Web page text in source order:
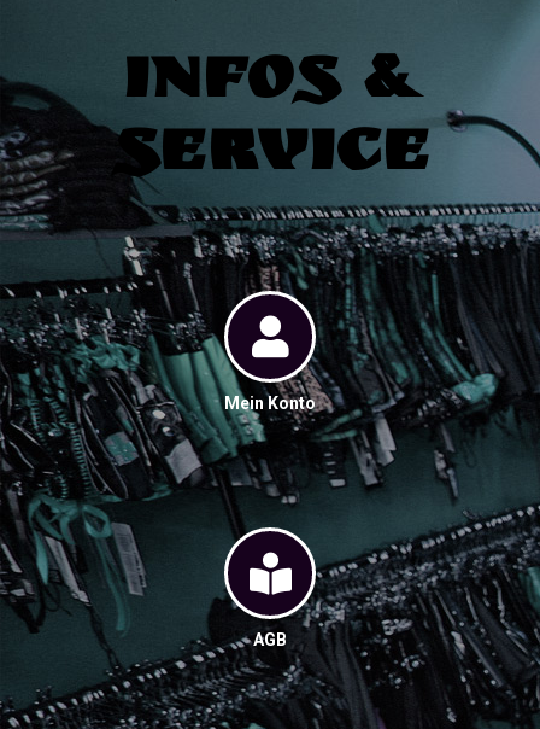
Infos &
Service
Mein Konto
AGB